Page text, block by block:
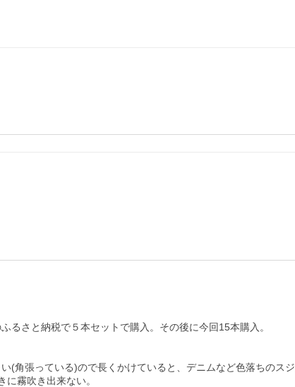
るさと納税で５本セットで購入。その後に今回15本購入。
(角張っている)ので長くかけていると、デニムなど色落ちのス
霧吹き出来ない。